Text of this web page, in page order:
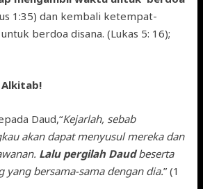
1:35) dan kembali ketempat-
berdoa disana. (Lukas 5: 16);
Alkitab!
Daud,“Kejarlah, sebab
akan dapat menyusul mereka dan
Lalu pergilah Daudbeserta
yang bersama-sama dengan dia.” (1